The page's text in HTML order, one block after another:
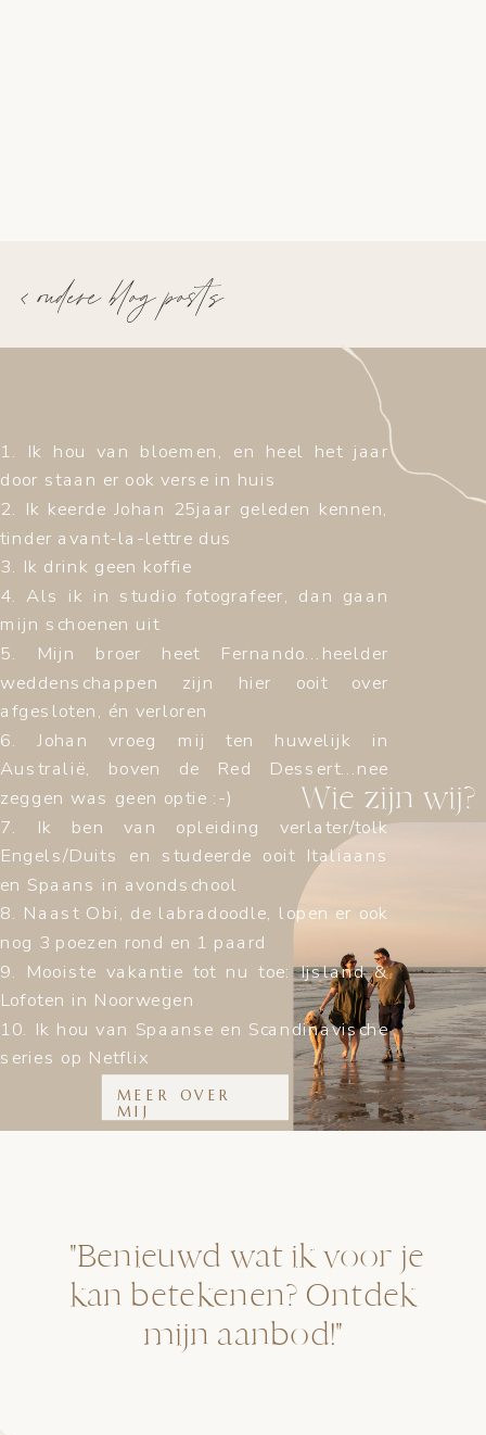
< oudere blog posts
MEER OVER
MIJ
1. Ik hou van bloemen, en heel het jaar
door staan er ook verse in huis
2. Ik keerde Johan 25jaar geleden kennen,
tinder avant-la-lettre dus
3. Ik drink geen koffie
4. Als ik in studio fotografeer, dan gaan
mijn schoenen uit
5. Mijn broer heet Fernando...heelder
weddenschappen zijn hier ooit over
afgesloten, én verloren
6. Johan vroeg mij ten huwelijk in
Australië, boven de Red Dessert...nee
zeggen was geen optie :-)
7. Ik ben van opleiding verlater/tolk
Engels/Duits en studeerde ooit Italiaans
en Spaans in avondschool
8. Naast Obi, de labradoodle, lopen er ook
nog 3 poezen rond en 1 paard
9. Mooiste vakantie tot nu toe: Ijsland &
Lofoten in Noorwegen
10. Ik hou van Spaanse en Scandinavische
series op Netflix
Wie zijn wij?
"Benieuwd wat ik voor je
kan betekenen? Ontdek
mijn aanbod!"